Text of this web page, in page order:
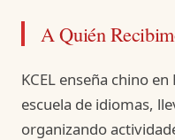
A Quién
KCEL enseña chino
escuela de idiomas,
organizando